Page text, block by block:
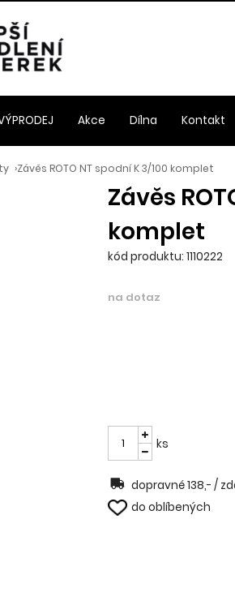
›Závěs ROTO NT spodní K 3/100 komplet
Závěs
komplet
kód produktu: 1110222
na dotaz
ks
dopravné 138,- /
do oblíbených
Akce Dílna Kontakt